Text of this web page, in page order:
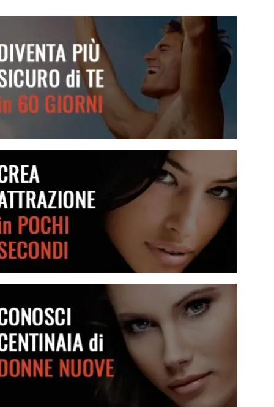
Diventa più sicuro di te
Crea attrazione in pochi secondi